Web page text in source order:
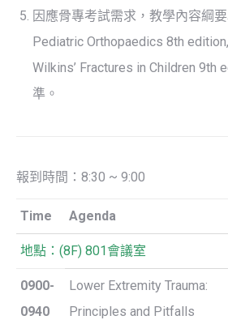
因應骨專考試需求，教學內容綱
Pediatric Orthopaedics 8th
Wilkins’ Fractures in Children 9th
準。
報到時間：8:30 ~ 9:00
Time Agenda
地點：(8F) 801會議室
0900-
0940
Lower Extremity Trauma:
Principles and Pitfalls